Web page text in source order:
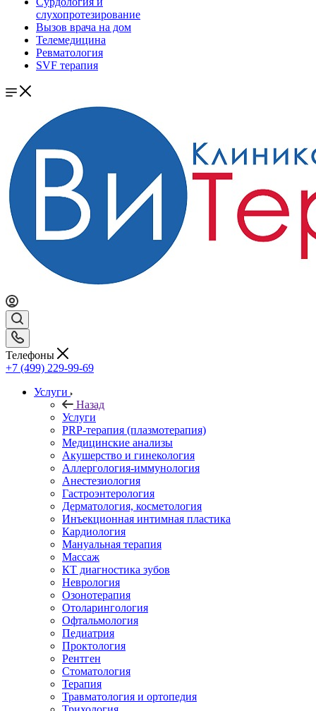
слухопротезирование
Вызов врача на дом
Телемедицина
Ревматология
SVF терапия
Телефоны
+7 (499) 229-99-69
Услуги
Назад
Услуги
PRP-терапия (плазмотерапия)
Медицинские анализы
Акушерство и гинекология
Аллергология-иммунология
Анестезиология
Гастроэнтерология
Дерматология, косметология
Инъекционная интимная пластика
Кардиология
Мануальная терапия
Массаж
КТ диагностика зубов
Неврология
Озонотерапия
Отоларингология
Офтальмология
Педиатрия
Проктология
Рентген
Стоматология
Терапия
Травматология и ортопедия